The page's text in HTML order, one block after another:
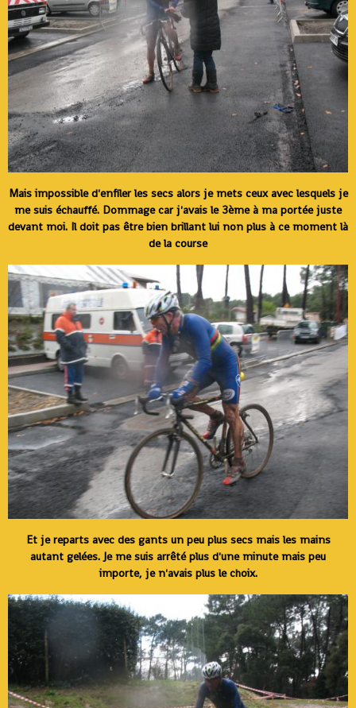
Mais impossible d'enfiler les secs alors je mets ceux avec lesquels je
me suis échauffé. Dommage car j'avais le 3ème à ma portée juste
devant moi. Il doit pas être bien brillant lui non plus à ce moment là
de la course
Et je reparts avec des gants un peu plus secs mais les mains
autant gelées. Je me suis arrêté plus d'une minute mais peu
importe, je n'avais plus le choix.